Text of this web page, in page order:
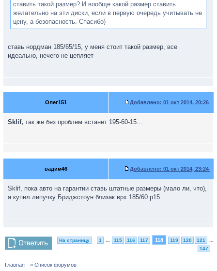
ставить такой размер? И вообще какой размер ставить
желательно на эти диски, если в первую очередь учитывать не
цену, а безопасность. Спасибо)
ставь нордман 185/65/15, у меня стоит такой размер, все
идеально, нечего не цепляет
Олег151 Добавлено: 01 окт 2014, 20:26
Sklif, так же без проблем встанет 195-60-15...
вадим46 Добавлено: 01 окт 2014, 23:24
Sklif, пока авто на гарантии ставь штатные размеры (мало ли, что),
я купил липучку Бриджстоун близак врх 185/60 р15.
На страницу 1 115 116 117 118 119 120 121
147
Главная
» Список форумов